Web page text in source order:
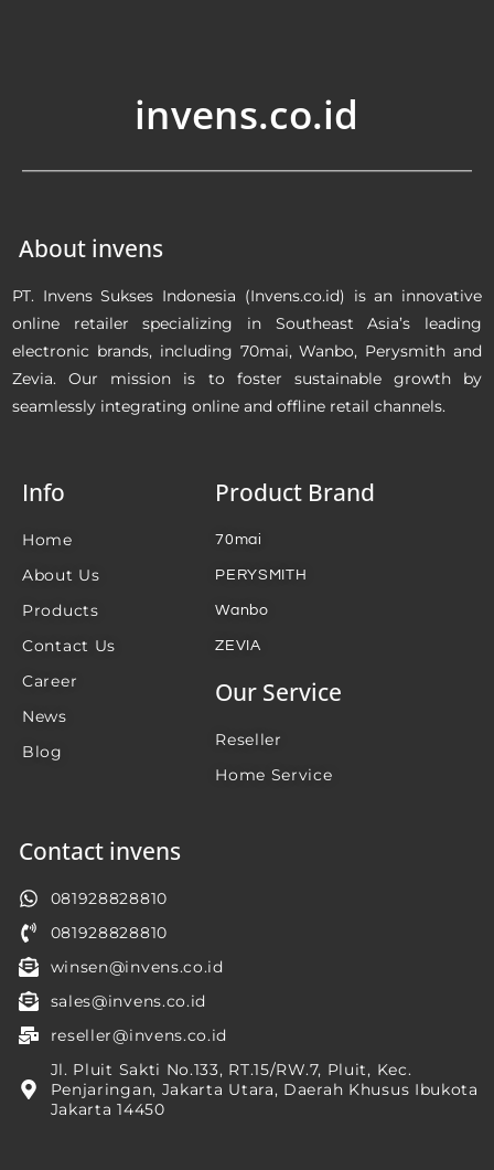
invens.co.id
About invens
PT. Invens Sukses Indonesia (Invens.co.id) is an innovative
online retailer specializing in Southeast Asia’s leading
electronic brands, including 70mai, Wanbo, Perysmith and
Zevia. Our mission is to foster sustainable growth by
seamlessly integrating online and offline retail channels.
Info
Home
About Us
Products
Contact Us
Career
News
Blog
Product Brand
70mai
PERYSMITH
Wanbo
ZEVIA
Our Service
Reseller
Home Service
Contact invens
081928828810
081928828810
winsen@invens.co.id
sales@invens.co.id
reseller@invens.co.id
Jl. Pluit Sakti No.133, RT.15/RW.7, Pluit, Kec.
Penjaringan, Jakarta Utara, Daerah Khusus Ibukota
Jakarta 14450